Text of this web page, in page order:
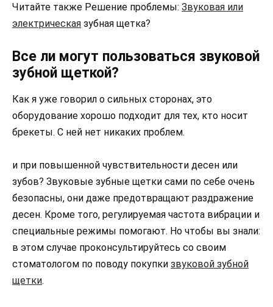
Читайте также Решение проблемы: Звуковая или
электрическая зубная щетка?
Все ли могут пользоваться звуковой
зубной щеткой?
Как я уже говорил о сильных сторонах, это
оборудование хорошо подходит для тех, кто носит
брекеты. С ней нет никаких проблем.
и при повышенной чувствительности десен или
зубов? Звуковые зубные щетки сами по себе очень
безопасны, они даже предотвращают раздражение
десен. Кроме того, регулируемая частота вибрации и
специальные режимы помогают. Но чтобы вы знали:
в этом случае проконсультируйтесь со своим
стоматологом по поводу покупки звуковой зубной
щетки.